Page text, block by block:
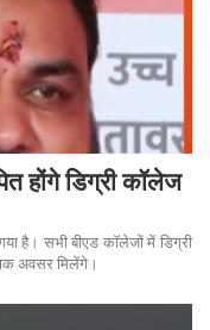
होंगे डिग्री कॉलेज
है। सभी बीएड कॉलेजों में डिग्री
अवसर मिलेंगे।